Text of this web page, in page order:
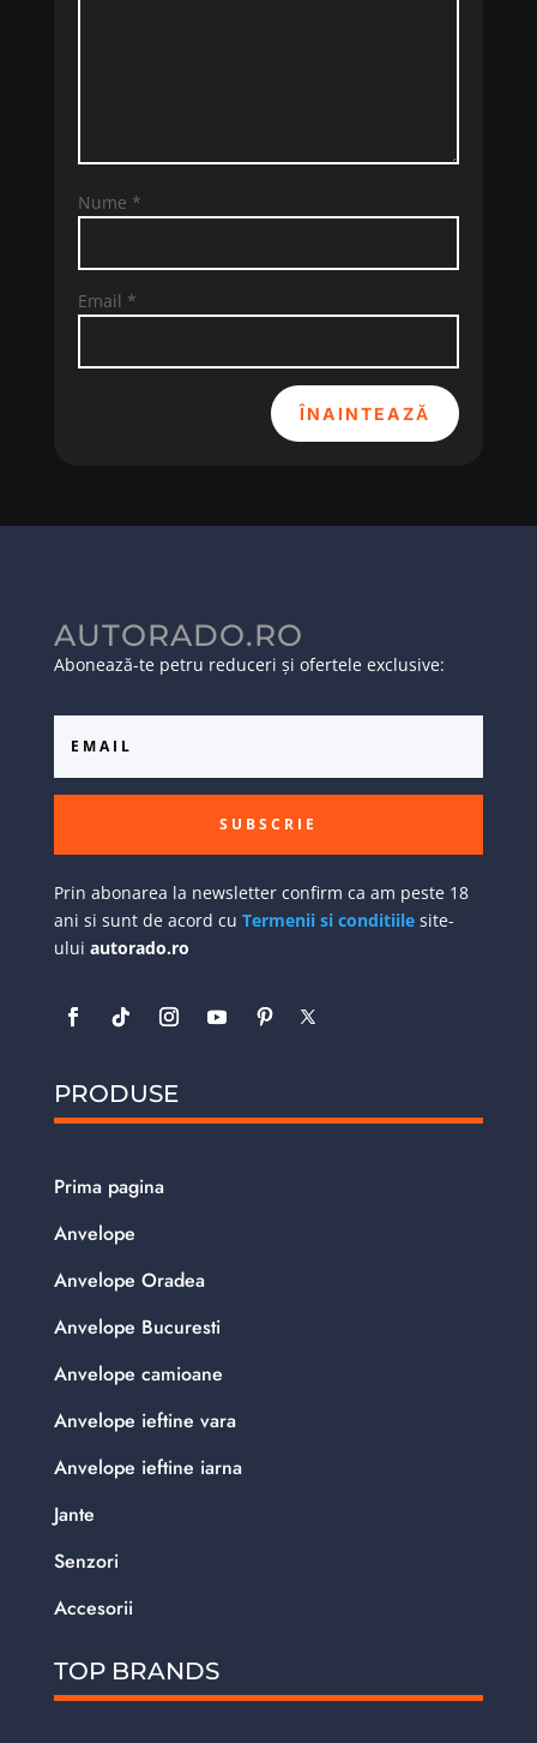
Nume *
Email *
ÎNAINTEAZĂ
AUTORADO.RO
Abonează-te petru reduceri și ofertele exclusive:
SUBSCRIE
Prin abonarea la newsletter confirm ca am peste 18
ani si sunt de acord cu Termenii si conditiilesite-
ului autorado.ro
PRODUSE
Prima pagina
Anvelope
Anvelope Oradea
Anvelope Bucuresti
Anvelope camioane
Anvelope ieftine vara
Anvelope ieftine iarna
Jante
Senzori
Accesorii
TOP BRANDS